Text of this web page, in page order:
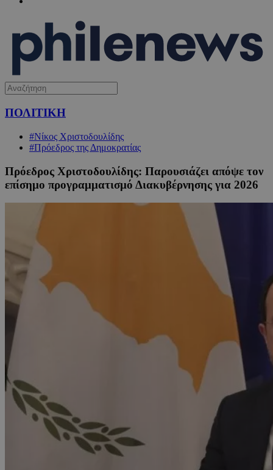
ΠΟΛΙΤΙΚΗ
#Νίκος Χριστοδουλίδης
#Πρόεδρος της Δημοκρατίας
Πρόεδρος Χριστοδουλίδης: Παρουσιάζει απόψε τον
επίσημο προγραμματισμό Διακυβέρνησης για 2026